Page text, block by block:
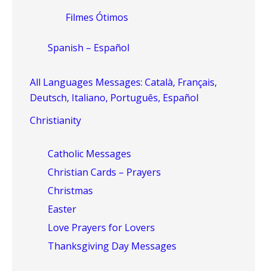
Filmes Ótimos
Spanish – Español
All Languages Messages: Català, Français,
Deutsch, Italiano, Português, Español
Christianity
Catholic Messages
Christian Cards – Prayers
Christmas
Easter
Love Prayers for Lovers
Thanksgiving Day Messages